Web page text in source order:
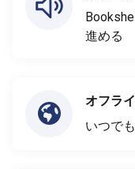
進める
オフラ
いつで